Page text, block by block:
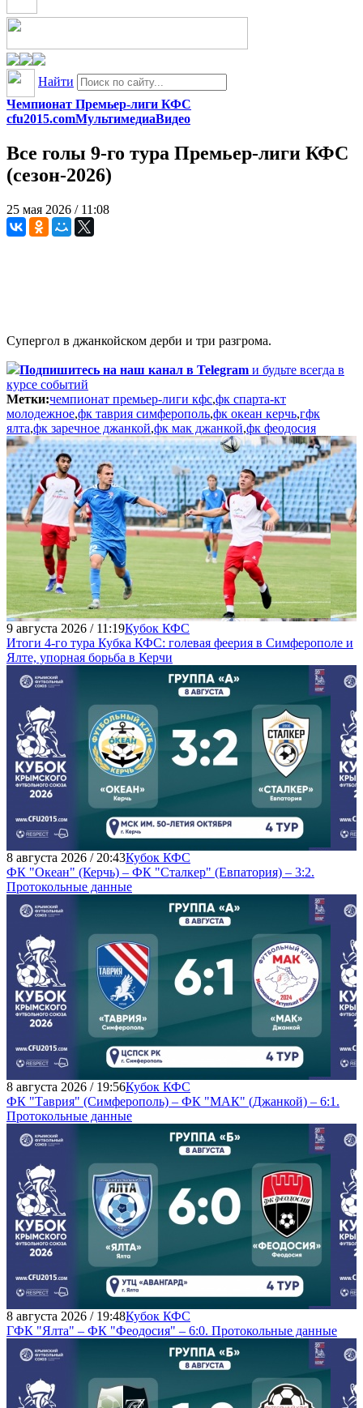
Найти
Чемпионат Премьер-лиги КФС
cfu2015.comМультимедиаВидео
Все голы 9-го тура Премьер-лиги КФС
(сезон-2026)
25 мая 2026 / 11:08
Супергол в джанкойском дерби и три разгрома.
Подпишитесь на наш канал в Telegram и будьте всегда в
курсе событий
Метки:чемпионат премьер-лиги кфс,фк спарта-кт
молодежное,фк таврия симферополь,фк океан керчь,гфк
ялта,фк заречное джанкой,фк мак джанкой,фк феодосия
9 августа 2026 / 11:19Кубок КФС
Итоги 4-го тура Кубка КФС: голевая феерия в Симферополе и
Ялте, упорная борьба в Керчи
8 августа 2026 / 20:43Кубок КФС
ФК "Океан" (Керчь) – ФК "Сталкер" (Евпатория) – 3:2.
Протокольные данные
8 августа 2026 / 19:56Кубок КФС
ФК "Таврия" (Симферополь) – ФК "МАК" (Джанкой) – 6:1.
Протокольные данные
8 августа 2026 / 19:48Кубок КФС
ГФК "Ялта" – ФК "Феодосия" – 6:0. Протокольные данные